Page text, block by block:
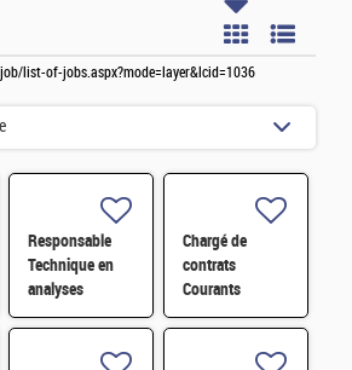
list-of-jobs.aspx?mode=layer&lcid=1036
Responsable
Technique en
analyses
radiologiques
Chargé de
contrats
Courants
Faibles (CFA)